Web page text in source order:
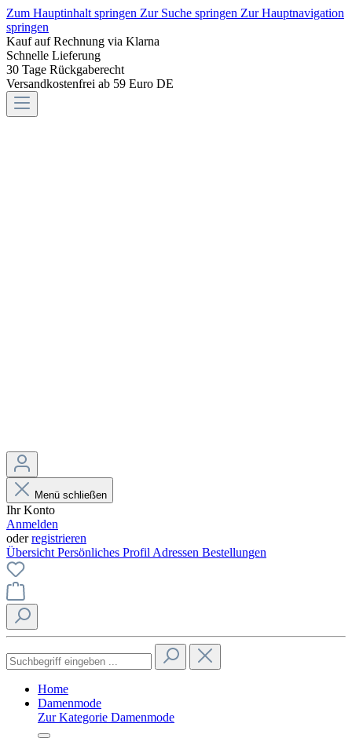
Zum Hauptinhalt springen Zur Suche springen Zur Hauptnavigation
springen
Kauf auf Rechnung via Klarna
Schnelle Lieferung
30 Tage Rückgaberecht
Versandkostenfrei ab 59 Euro DE
Menü schließen
Ihr Konto
Anmelden
oderregistrieren
Übersicht Persönliches Profil Adressen Bestellungen
Home
Damenmode
Zur Kategorie Damenmode